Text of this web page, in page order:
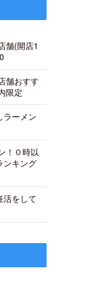
舗(開店1
舗おすす
限定
ラーメン
！０時以
ンキング
活をして